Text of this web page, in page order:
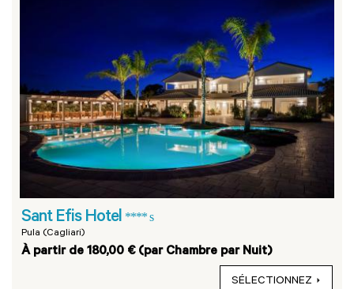
Sant Efis Hotel **** s
Pula (Cagliari)
À partir de 180,00 € (par Chambre par Nuit)
SÉLECTIONNEZ